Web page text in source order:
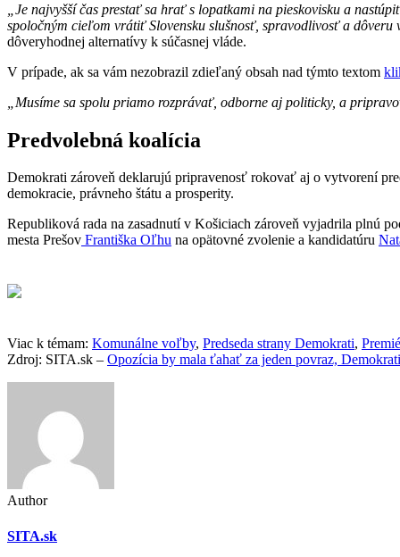
„Je najvyšší čas prestať sa hrať s lopatkami na pieskovisku a
spoločným cieľom vrátiť Slovensku slušnosť, spravodlivosť a dôveru
dôveryhodnej alternatívy k súčasnej vláde.
V prípade, ak sa vám nezobrazil zdieľaný obsah nad týmto textom
„Musíme sa spolu priamo rozprávať, odborne aj politicky, a
Predvolebná koalícia
Demokrati zároveň deklarujú pripravenosť rokovať aj o vytvorení
demokracie, právneho štátu a prosperity.
Republiková rada na zasadnutí v Košiciach zároveň vyjadrila plnú
mesta Prešov Františka Oľhu na opätovné zvolenie a kandidatúru
Viac k témam: Komunálne voľby, Predseda strany Demokrati,
Zdroj: SITA.sk – Opozícia by mala ťahať za jeden povraz,
Author
SITA.sk